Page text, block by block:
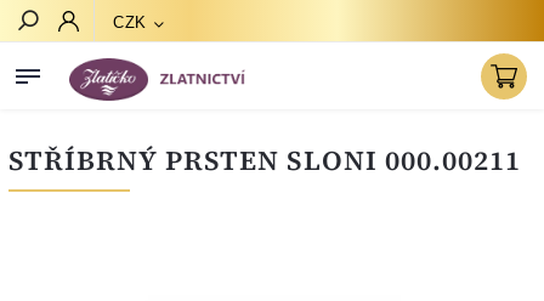
CZK
STŘÍBRNÝ PRSTEN SLONI 000.00211